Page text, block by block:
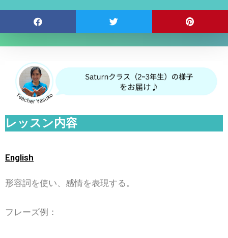
レッスン内容
English
形容詞を使い、感情を表現する。
フレーズ例：